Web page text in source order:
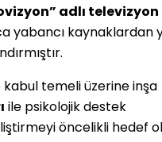
adlı televizyon
yabancı kaynaklardan
kabul temeli üzerine inşa
ile psikolojik destek
öncelikli hedef